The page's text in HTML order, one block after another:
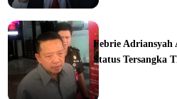
Febrie
Status Tersangka